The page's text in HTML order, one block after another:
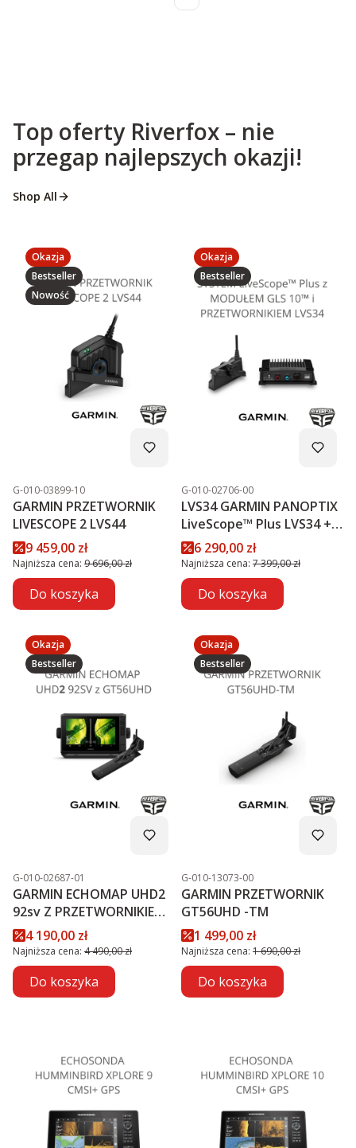
Top oferty Riverfox – nie
przegap najlepszych okazji!
Shop All
Okazja
Bestseller
Nowość
Kod produktu
G-010-03899-10
GARMIN PRZETWORNIK
LIVESCOPE 2 LVS44
Cena promocyjna
9 459,00 zł
Najniższa cena: 9 696,00 zł
Do koszyka
Okazja
Bestseller
Kod produktu
G-010-02706-00
LVS34 GARMIN PANOPTIX
LiveScope™ Plus LVS34 +
MODUŁ GLS 10™
PROMOCJA
Cena promocyjna
6 290,00 zł
Najniższa cena: 7 399,00 zł
Do koszyka
Okazja
Bestseller
Kod produktu
G-010-02687-01
GARMIN ECHOMAP UHD2
92sv Z PRZETWORNIKIEM
GT56UHD-TM PROMOCJA
Cena promocyjna
4 190,00 zł
Najniższa cena: 4 490,00 zł
Do koszyka
Okazja
Bestseller
Kod produktu
G-010-13073-00
GARMIN PRZETWORNIK
GT56UHD -TM
Cena promocyjna
1 499,00 zł
Najniższa cena: 1 690,00 zł
Do koszyka